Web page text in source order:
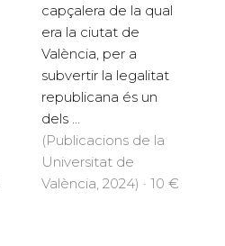
capçalera de la qual
era la ciutat de
València, per a
subvertir la legalitat
republicana és un
dels ...
(Publicacions de la
Universitat de
València, 2024) · 10 €